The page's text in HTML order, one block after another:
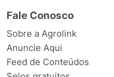
Fale Conosco
Sobre a Agrolink
Anuncie Aqui
Feed de Conteúdos